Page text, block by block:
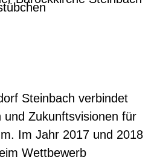
Steinbach verbindet
und Zukunftsvisionen für
Im Jahr 2017 und 2018
Wettbewerb